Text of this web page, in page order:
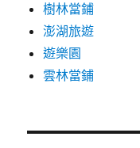
樹林當鋪
澎湖旅遊
遊樂園
雲林當鋪